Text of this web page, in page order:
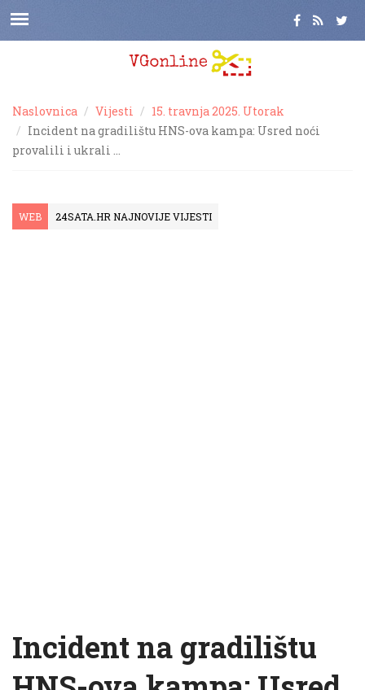
Naslovnica Vijesti
15. travnja 2025. Utorak
Incident na gradilištu HNS-ova kampa: Usred noći
provalili i ukrali …
WEB 24SATA.HR NAJNOVIJE VIJESTI
Incident na gradilištu